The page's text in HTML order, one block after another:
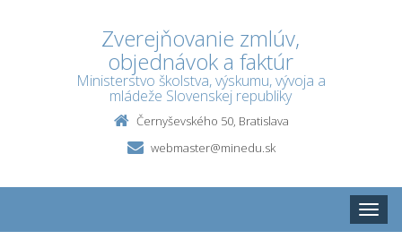
Zverejňovanie zmlúv,
objednávok a faktúr
Ministerstvo školstva, výskumu, vývoja a
mládeže Slovenskej republiky
Černyševského 50, Bratislava
webmaster@minedu.sk
Toggle